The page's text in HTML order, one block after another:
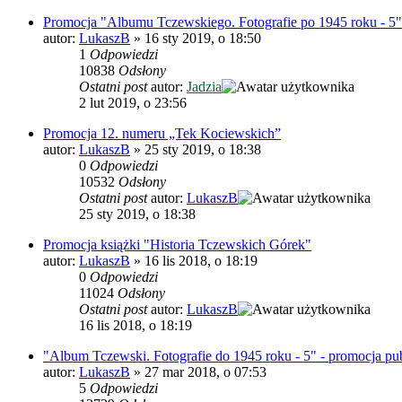
Promocja "Albumu Tczewskiego. Fotografie po 1945 roku - 5"
autor: LukaszB » 16 sty 2019, o 18:50
1 Odpowiedzi
10838 Odsłony
Ostatni postautor: Jadzia
2 lut 2019, o 23:56
Promocja 12. numeru „Tek Kociewskich”
autor: LukaszB » 25 sty 2019, o 18:38
0 Odpowiedzi
10532 Odsłony
Ostatni postautor: LukaszB
25 sty 2019, o 18:38
Promocja książki "Historia Tczewskich Górek"
autor: LukaszB » 16 lis 2018, o 18:19
0 Odpowiedzi
11024 Odsłony
Ostatni postautor: LukaszB
16 lis 2018, o 18:19
"Album Tczewski. Fotografie do 1945 roku - 5" - promocja
autor: LukaszB » 27 mar 2018, o 07:53
5 Odpowiedzi